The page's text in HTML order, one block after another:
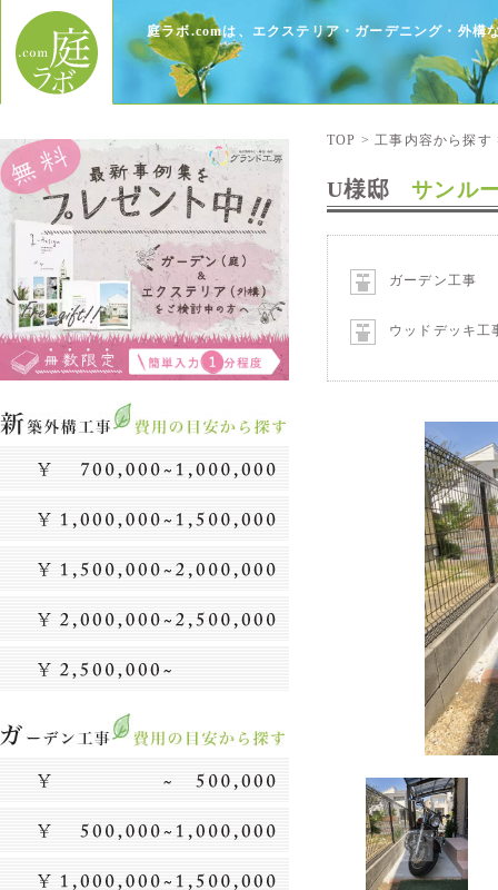
庭ラボ.comは、エクステリア・ガーデニング・外構
TOP >工事内容から探す
U様邸サンル
ガーデン工事
ウッドデッキ工